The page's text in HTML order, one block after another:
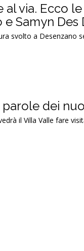
al via. Ecco
Samyn Des
svolto a Desenzano
dei
il Villa Valle fare